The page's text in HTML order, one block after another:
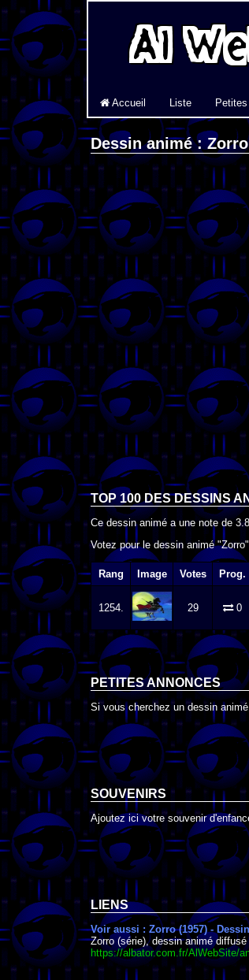
Accueil Liste
Dessin animé : Zorro
TOP 100 DESDESSINS
Ce dessin animé a une note de
Votez pour le dessin animé
Rang Image Votes Prog.
1254. 29 0
PETITES ANNONCES
Si vous cherchez un dessin
SOUVENIRS
Ajoutez ici votre souvenir
LIENS
Voir aussi : Zorro (1957) -
Zorro (série), dessin animé diffusé
https://albator.com.fr/AlWebSite/